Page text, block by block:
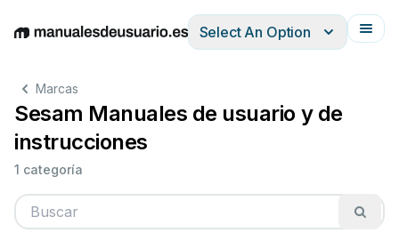
EnglishDeutschEspañolItalianoFrançais
Select An Option
Marcas
Sesam Manuales de usuario y de
instrucciones
1 categoría